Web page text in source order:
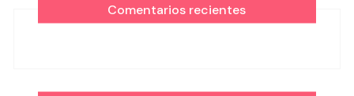
Comentarios recientes